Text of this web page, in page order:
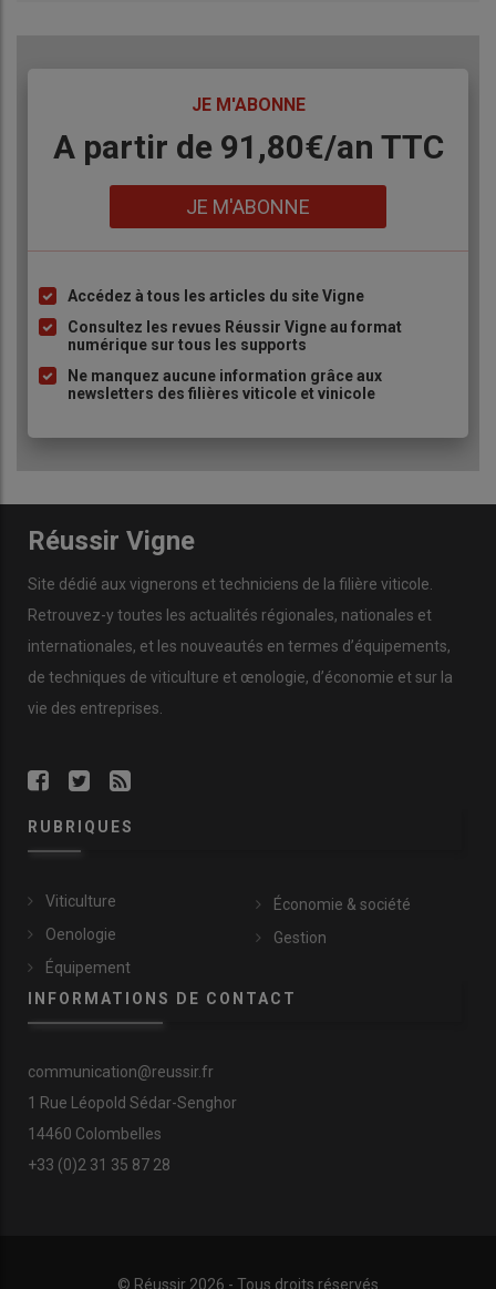
JE M'ABONNE
Body
A partir de 91,80€/an​ TTC
JE M'ABONNE
Liste
à
puce
Accédez à tous les articles du site Vigne
Consultez les revues Réussir Vigne au format
numérique sur tous les supports
Ne manquez aucune information grâce aux
newsletters des filières viticole et vinicole
Réussir Vigne
Site dédié aux vignerons et techniciens de la filière viticole.
Retrouvez-y toutes les actualités régionales, nationales et
internationales, et les nouveautés en termes d’équipements,
de techniques de viticulture et œnologie, d’économie et sur la
vie des entreprises.
RUBRIQUES
Viticulture
Oenologie
Équipement
Économie & société
Gestion
INFORMATIONS DE CONTACT
communication@reussir.fr
1 Rue Léopold Sédar-Senghor
14460 Colombelles
+33 (0)2 31 35 87 28
© Réussir 2026 - Tous droits réservés